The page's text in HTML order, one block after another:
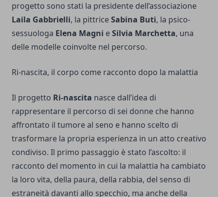
progetto sono stati la presidente dell’associazione
Laila Gabbrielli, la pittriceSabina Buti, la psico-
sessuologa Elena Magni eSilvia Marchetta, una
delle modelle coinvolte nel percorso.
Ri-nascita, il corpo come racconto dopo la malattia
Il progetto Ri-nascita nasce dall’idea di
rappresentare il percorso di sei donne che hanno
affrontato il tumore al seno e hanno scelto di
trasformare la propria esperienza in un atto creativo
condiviso. Il primo passaggio è stato l’ascolto: il
racconto del momento in cui la malattia ha cambiato
la loro vita, della paura, della rabbia, del senso di
estraneità davanti allo specchio, ma anche della